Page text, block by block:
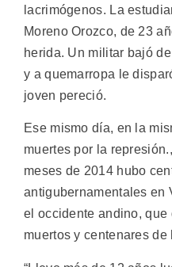
lacrimógenos. La
Moreno Orozco, de 23
herida. Un militar bajó
y a quemarropa le
joven pereció.
Ese mismo día, en la
muertes por la
meses de 2014 hubo
antigubernamentales en
el occidente andino, que
muertos y centenares